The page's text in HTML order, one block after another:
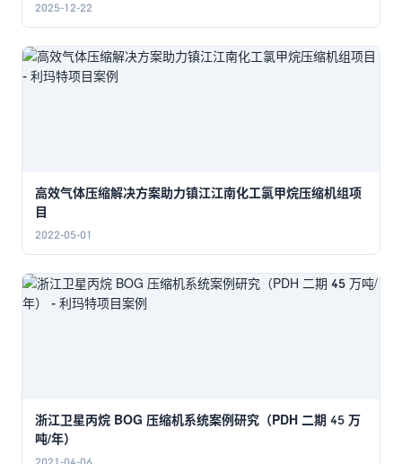
2025-12-22
高效气体压缩解决方案助力镇江江南化工氯甲烷压缩机组项
目
2022-05-01
浙江卫星丙烷 BOG 压缩机系统案例研究（PDH 二期 45 万
吨/年）